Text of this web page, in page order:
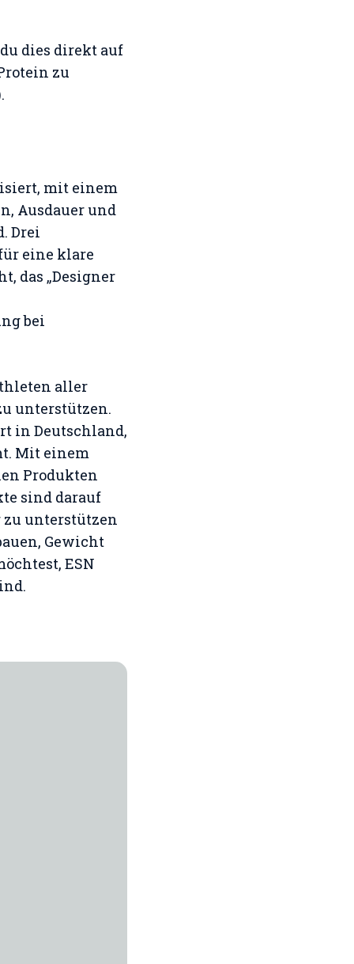
dies direkt auf
zu
mit einem
Ausdauer und
Drei
eine klare
das „Designer
bei
aller
unterstützen.
in Deutschland,
Mit einem
Produkten
sind darauf
zu unterstützen
Gewicht
ESN